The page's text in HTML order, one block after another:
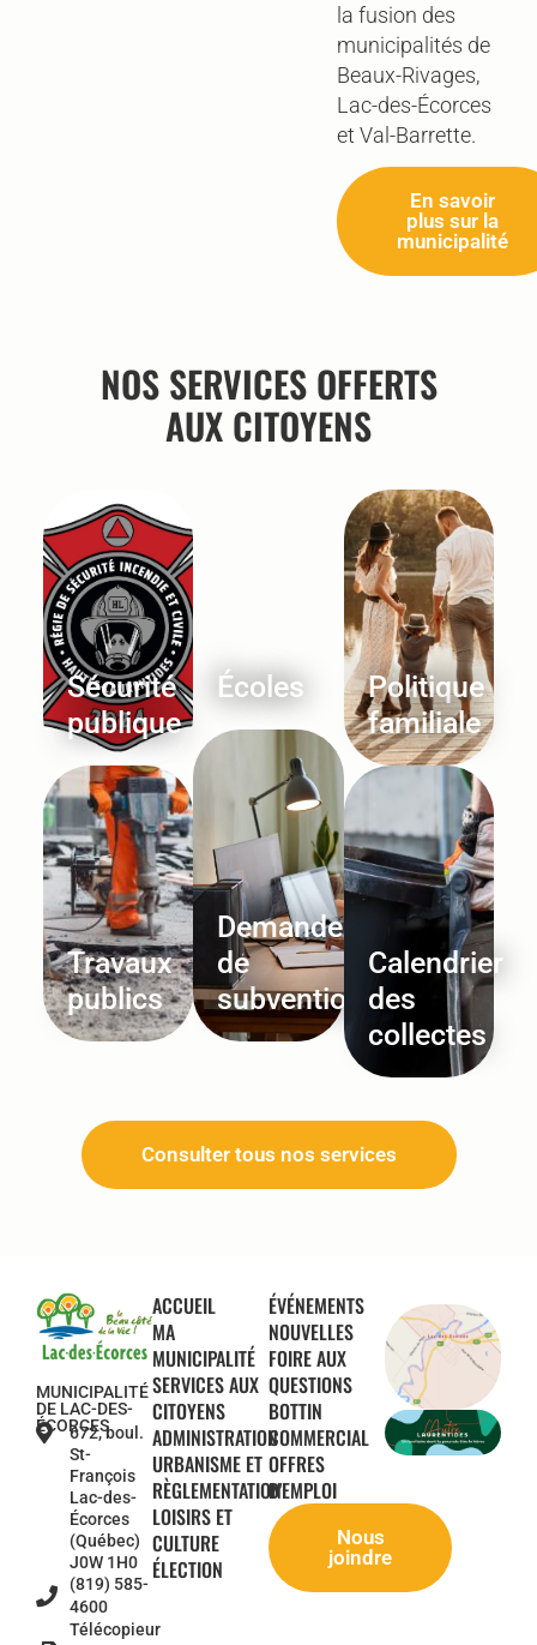
la fusion des
municipalités de
Beaux-Rivages,
Lac-des-Écorces
et Val-Barrette.
En savoir
plus sur la
municipalité
NOS SERVICES OFFERTS
AUX CITOYENS
Sécurité
publique
Travaux
publics
Écoles
Demandes
de
subvention
Politique
familiale
Calendrier
des
collectes
Consulter tous nos services
MUNICIPALITÉ
DE LAC-DES-
ÉCORCES
672, boul.
St-
François
Lac-des-
Écorces
(Québec)
J0W 1H0
(819) 585-
4600
Télécopieur
ACCUEIL
MA
MUNICIPALITÉ
SERVICES AUX
CITOYENS
ADMINISTRATION
URBANISME ET
RÈGLEMENTATION
LOISIRS ET
CULTURE
ÉLECTION
ÉVÉNEMENTS
NOUVELLES
FOIRE AUX
QUESTIONS
BOTTIN
COMMERCIAL
OFFRES
D'EMPLOI
Nous
joindre